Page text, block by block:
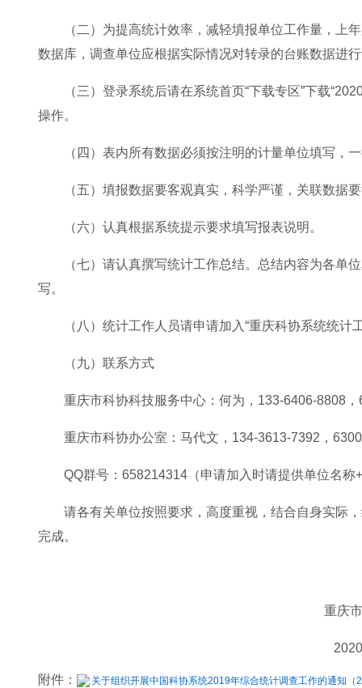
（二）为提高统计效率，减轻填报单位工作量，上
数据库，调查单位应根据实际情况对转录的台账数据进
（三）登录系统后请在系统首页“下载专区”下载
操作。
（四）表内所有数据必须按注明的计量单位填写，
（五）填报数据要客观真实，科学严谨，关联数据
（六）认真根据系统提示要求填写报表说明。
（七）请认真撰写统计工作总结。总结内容为各单
写。
（八）统计工作人员请申请加入“重庆科协系统统
（九）联系方式
重庆市科协科技服务中心：何为，133-6406-8808
重庆市科协办公室：马代文，134-3613-7392，
QQ群号：658214314（申请加入时请提供单位名称
请各有关单位按照要求，高度重视，结合自身实际
完成。
重庆
附件： 关于组织开展中国科协系统2019年综合统计调查工作的通知（